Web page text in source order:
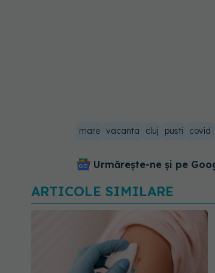
mare vacanta cluj pusti covid
Urmărește-ne și pe
ARTICOLE SIMILARE